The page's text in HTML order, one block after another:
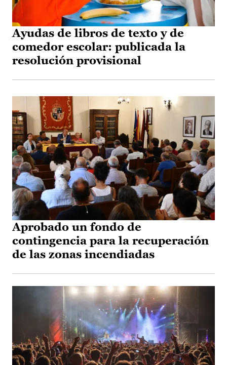
Ayudas de libros de texto y de
comedor escolar: publicada la
resolución provisional
Aprobado un fondo de
contingencia para la recuperación
de las zonas incendiadas